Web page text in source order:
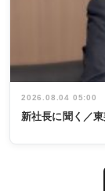
2026.08.04 05:00
新社長に聞く／